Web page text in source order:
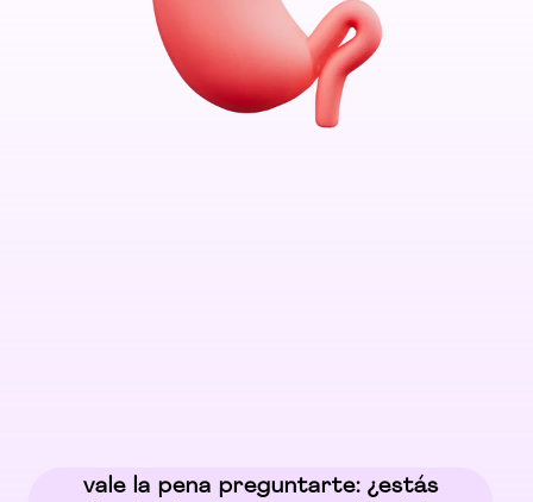
vale la pena preguntarte: ¿estás